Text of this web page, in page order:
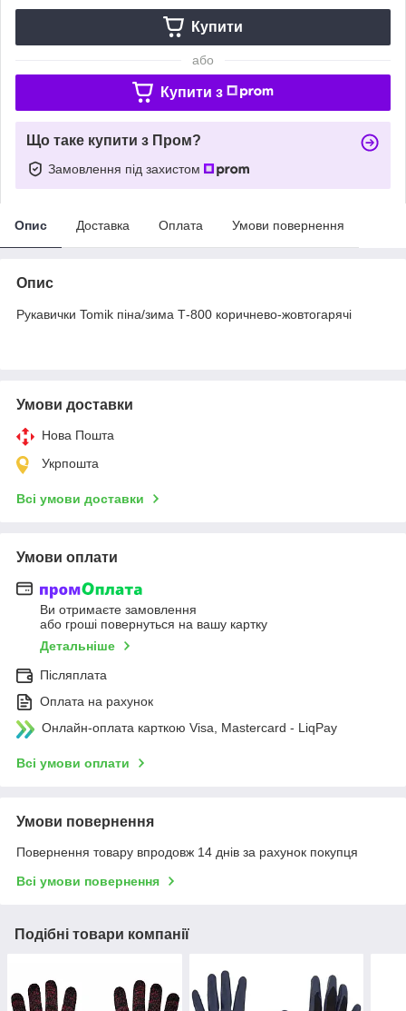
Купити
або
Купити з
Що таке купити з Пром?
Замовлення під захистом
Опис Доставка Оплата Умови повернення
Опис
Рукавички Tomik піна/зима Т-800 коричнево-жовтогарячі
Умови доставки
Нова Пошта
Укрпошта
Всі умови доставки
Умови оплати
Ви отримаєте замовлення
або гроші повернуться на вашу картку
Детальніше
Післяплата
Оплата на рахунок
Онлайн-оплата карткою Visa, Mastercard - LiqPay
Всі умови оплати
Умови повернення
Повернення товару впродовж 14 днів за рахунок покупця
Всі умови повернення
Подібні товари компанії